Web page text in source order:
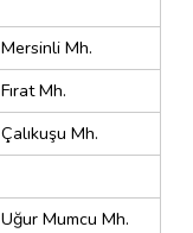
Mersinli Mh.
Fırat Mh.
Çalıkuşu Mh.
Uğur Mumcu Mh.